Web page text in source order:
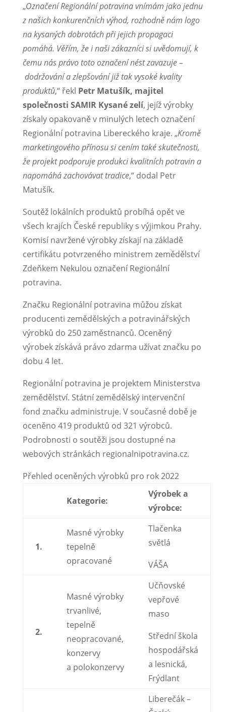
„Označení Regionální potravina vnímám jako jednu
z našich konkurenčních výhod, rozhodně nám logo
na kysaných dobrotách při jejich propagaci
pomáhá. Věřím, že i naši zákazníci si uvědomují, k
čemu nás právo toto označení nést zavazuje–
dodržování a zlepšování již tak vysoké kvality
produktů,“ řekl Petr Matušík, majitel
společnosti SAMIR Kysané zelí, jejíž výrobky
získaly opakovaně v minulých letech označení
Regionální potravina Libereckého kraje. „Kromě
marketingového přínosu si cením také skutečnosti,
že projekt podporuje produkci kvalitních potravin a
napomáhá zachovávat tradice,“ dodal Petr
Matušík.
Soutěž lokálních produktů probíhá opět ve
všech krajích České republiky s výjimkou Prahy.
Komisí navržené výrobky získají na základě
certifikátu potvrzeného ministrem zemědělství
Zdeňkem Nekulou označení Regionální
potravina.
Značku Regionální potravina můžou získat
producenti zemědělských a potravinářských
výrobků do 250 zaměstnanců. Oceněný
výrobek získává právo zdarma užívat značku po
dobu 4 let.
Regionální potravina je projektem Ministerstva
zemědělství. Státní zemědělský intervenční
fond značku administruje. V současné době je
oceněno 419 produktů od 321 výrobců.
Podrobnosti o soutěži jsou dostupné na
webových stránkách regionalnipotravina.cz.
Přehled oceněných výrobků pro rok 2022
Kategorie:
Výrobek a
výrobce:
1.
Masné výrobky
tepelně
opracované
Tlačenka
světlá
VÁŠA
2.
Masné výrobky
trvanlivé,
tepelně
neopracované,
konzervy
a polokonzervy
Učňovské
vepřové
maso
Střední škola
hospodářská
a lesnická,
Frýdlant
Liberečák –